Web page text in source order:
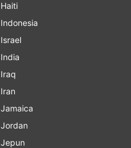
Haiti
Indonesia
Israel
India
Iraq
Iran
Jamaica
Jordan
Jepun